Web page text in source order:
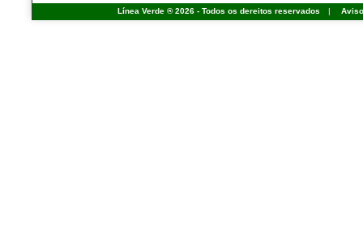
Línea Verde ® 2026 - Todos os dereitos reservados |